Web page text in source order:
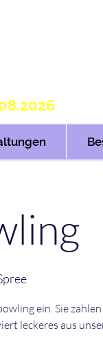
ein. Sie
leckeres aus